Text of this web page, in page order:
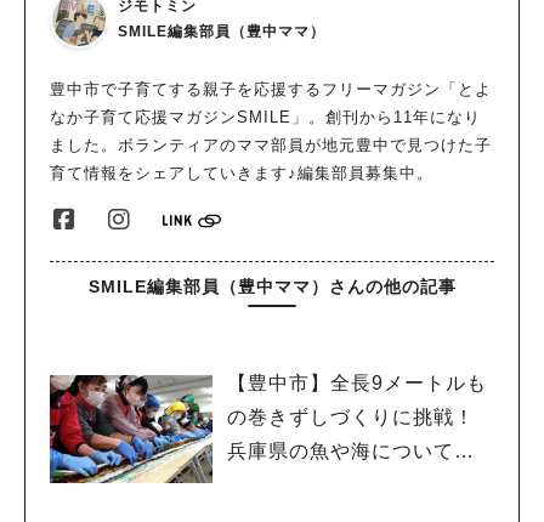
ジモトミン
SMILE編集部員（豊中ママ）
豊中市で子育てする親子を応援するフリーマガジン「とよ
なか子育て応援マガジンSMILE」。創刊から11年になり
ました。ボランティアのママ部員が地元豊中で見つけた子
育て情報をシェアしていきます♪編集部員募集中。
SMILE編集部員（豊中ママ）さんの他の記事
【豊中市】全長9メートルも
の巻きずしづくりに挑戦！
兵庫県の魚や海についても